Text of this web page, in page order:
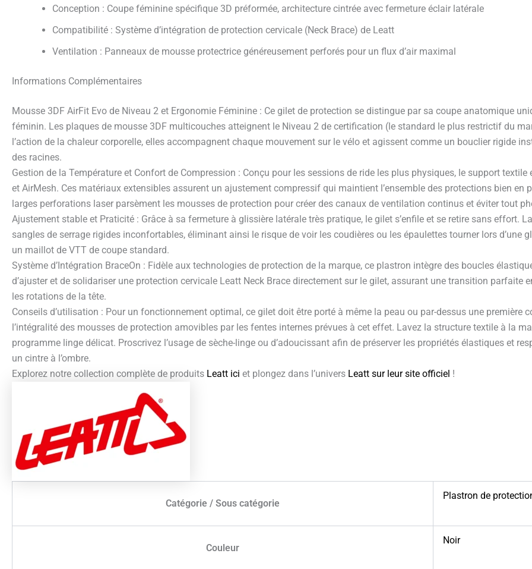
Conception : Coupe féminine spécifique 3D préformée, architecture cintrée avec fermeture éclair latérale
Compatibilité : Système d’intégration de protection cervicale (Neck Brace) de Leatt
Ventilation : Panneaux de mousse protectrice généreusement perforés pour un flux d’air maximal
Informations Complémentaires
Mousse 3DF AirFit Evo de Niveau 2 et Ergonomie Féminine : Ce gilet de protection se distingue par sa coupe anatomique
féminin. Les plaques de mousse 3DF multicouches atteignent le Niveau 2 de certification (le standard le plus restrictif du
l’action de la chaleur corporelle, elles accompagnent chaque mouvement sur le vélo et agissent comme un bouclier rigide
des racines.
Gestion de la Température et Confort de Compression : Conçu pour les sessions de ride les plus physiques, le support
et AirMesh. Ces matériaux extensibles assurent un ajustement compressif qui maintient l’ensemble des protections bien en
larges perforations laser parsèment les mousses de protection pour créer des canaux de ventilation continus et éviter tout
Ajustement stable et Praticité : Grâce à sa fermeture à glissière latérale très pratique, le gilet s’enfile et se retire sans effort.
sangles de serrage rigides inconfortables, éliminant ainsi le risque de voir les coudières ou les épaulettes tourner lors
un maillot de VTT de coupe standard.
Système d’Intégration BraceOn : Fidèle aux technologies de protection de la marque, ce plastron intègre des boucles
d’ajuster et de solidariser une protection cervicale Leatt Neck Brace directement sur le gilet, assurant une transition
les rotations de la tête.
Conseils d’utilisation : Pour un fonctionnement optimal, ce gilet doit être porté à même la peau ou par-dessus une première
l’intégralité des mousses de protection amovibles par les fentes internes prévues à cet effet. Lavez la structure textile à la
programme linge délicat. Proscrivez l’usage de sèche-linge ou d’adoucissant afin de préserver les propriétés élastiques et
un cintre à l’ombre.
Explorez notre collection complète de produits Leatt ici et plongez dans l’univers Leatt sur leur site officiel !
Catégorie / Sous catégorie
Plastron de
Couleur
Noir